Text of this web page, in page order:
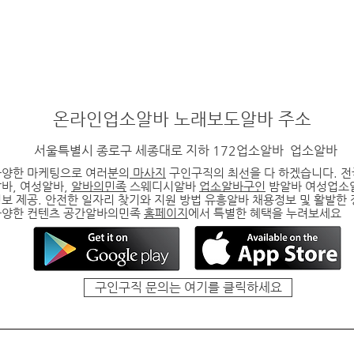
온라인 업소알바 노래보도알바주소
서울특별시 종로구 세종대로 지하 172업소알바 업소알바
한 마케팅으로 여러분의 마사지 구인구직의 최선을 다 하겠습니다. 전
, 여성알바, 알바의민족 스웨디시알바 업소알바구인 밤알바 여성업소
제공. 안전한 일자리 찾기와 지원 방법 유흥알바 채용정보 및 활발한
한 컨텐츠 공간알바의민족 홈페이지 에서 특별한 혜택을 누려보세요
구인구직 문의는 여기를 클릭하세요